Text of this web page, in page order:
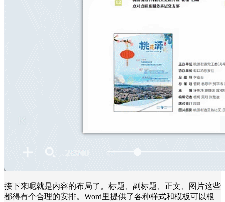
接下来呢就是内容的布局了。标题、副标题、正文、图片这些
都得有个合理的安排。Word里提供了各种样式和模板可以根